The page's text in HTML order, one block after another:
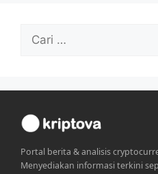
untuk:
Portal berita & analisis
Menyediakan informasi terkini